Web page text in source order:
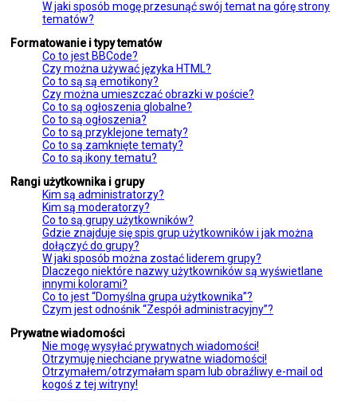
W jaki sposób mogę przesunąć swój temat na górę strony
tematów?
Formatowanie i typy tematów
Co to jest BBCode?
Czy można używać języka HTML?
Co to są są emotikony?
Czy można umieszczać obrazki w poście?
Co to są ogłoszenia globalne?
Co to są ogłoszenia?
Co to są przyklejone tematy?
Co to są zamknięte tematy?
Co to są ikony tematu?
Rangi użytkownika i grupy
Kim są administratorzy?
Kim są moderatorzy?
Co to są grupy użytkowników?
Gdzie znajduje się spis grup użytkowników i jak można
dołączyć do grupy?
W jaki sposób można zostać liderem grupy?
Dlaczego niektóre nazwy użytkowników są wyświetlane
innymi kolorami?
Co to jest “Domyślna grupa użytkownika”?
Czym jest odnośnik “Zespół administracyjny”?
Prywatne wiadomości
Nie mogę wysyłać prywatnych wiadomości!
Otrzymuję niechciane prywatne wiadomości!
Otrzymałem/otrzymałam spam lub obraźliwy e-mail od
kogoś z tej witryny!